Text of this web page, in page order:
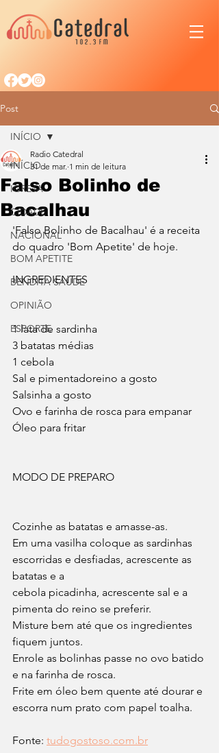
Post
INÍCIO
IGREJA
CIDADE
NACIONAL
BOM APETITE
BENDITA SAÚDE
OPINIÃO
ESPORTE
INÍCIO
Falso Bolinho de
Bacalhau
Radio Catedral
31 de mar. 1 min de leitura
'Falso Bolinho de Bacalhau' é a receita
do quadro 'Bom Apetite' de hoje.
INGREDIENTES
1 lata de sardinha
3 batatas médias
1 cebola
Sal e pimentadoreino a gosto
Salsinha a gosto
Ovo e farinha de rosca para empanar
Óleo para fritar
MODO DE PREPARO
Cozinhe as batatas e amasse-as.
Em uma vasilha coloque as sardinhas
escorridas e desfiadas, acrescente as
batatas e a
cebola picadinha, acrescente sal e a
pimenta do reino se preferir.
Misture bem até que os ingredientes
fiquem juntos.
Enrole as bolinhas passe no ovo batido
e na farinha de rosca.
Frite em óleo bem quente até dourar e
escorra num prato com papel toalha.
Fonte: tudogostoso.com.br